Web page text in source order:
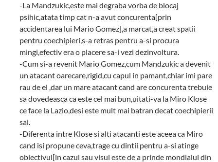
-La Mandzukic,este mai degraba vorba de blocaj
psihic,atata timp cat n-a avut concurenta[prin
accidentarea lui Mario Gomez],a marcat,a creat spatii
pentru coechipieri,s-a retras pentru a-si procura
mingi,efectiv era o placere sa-i vezi dezinvoltura.
-Cum si-a revenit Mario Gomez,cum Mandzukic a devenit
un atacant oarecare,rigid,cu capul in pamant,chiar imi pare
rau de el ,dar un mare atacant cand are concurenta trebuie
sa dovedeasca ca este cel mai bun,uitati-va la Miro Klose
ce face la Lazio,desi este mult mai batran decat coechipierii
sai.
-Diferenta intre Klose si alti atacanti este aceea ca Miro
cand isi propune ceva,trage cu dintii pentru a-si atinge
obiectivul[in cazul sau visul este de a prinde mondialul din